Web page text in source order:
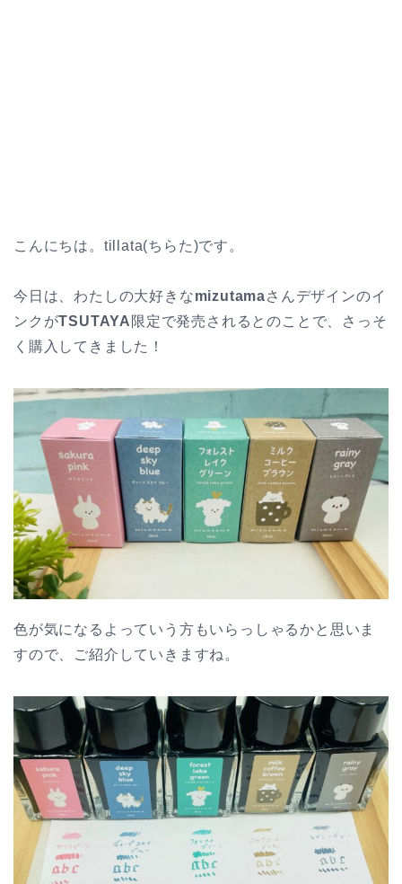
こんにちは。tillata(ちらた)です。
今日は、わたしの大好きなmizutamaさんデザインのイ
ンクがTSUTAYA 限定で発売されるとのことで、さっそ
く購入してきました！
色が気になるよっていう方もいらっしゃるかと思いま
すので、ご紹介していきますね。